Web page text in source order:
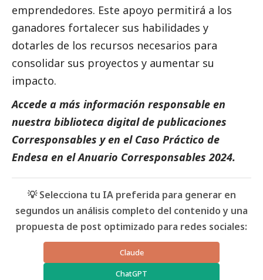
emprendedores. Este apoyo permitirá a los
ganadores fortalecer sus habilidades y
dotarles de los recursos necesarios para
consolidar sus proyectos y aumentar su
impacto.
Accede a más información responsable en
nuestra biblioteca digital de publicaciones
Corresponsables y en el Caso Práctico de
Endesa en elAnuario Corresponsables 2024.
💡 Selecciona tu IA preferida para generar en
segundos un análisis completo del contenido y una
propuesta de post optimizado para redes sociales:
Claude
ChatGPT